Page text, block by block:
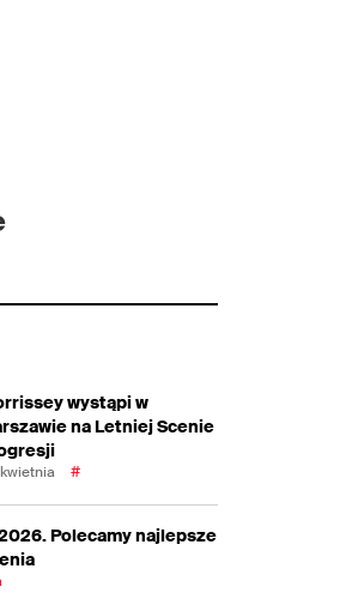
wystąpi w
na Letniej Scenie
#
Polecamy najlepsze